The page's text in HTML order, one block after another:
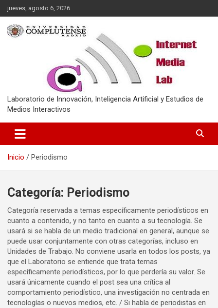
Saltar
al
contenido
jueves, agosto 6, 2026
Laboratorio de Innovación, Inteligencia Artificial y Estudios de
Medios Interactivos
Inicio Periodismo
Categoría: Periodismo
Categoría reservada a temas específicamente periodísticos en
cuanto a contenido, y no tanto en cuanto a su tecnología. Se
usará si se habla de un medio tradicional en general, aunque se
puede usar conjuntamente con otras categorías, incluso en
Unidades de Trabajo. No conviene usarla en todos los posts, ya
que el Laboratorio se entiende que trata temas
específicamente periodísticos, por lo que perdería su valor. Se
usará únicamente cuando el post sea una crítica al
comportamiento periodístico, una investigación no centrada en
tecnologías o nuevos medios, etc. / Si habla de periodistas en